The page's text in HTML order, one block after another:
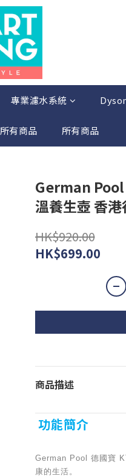
專業濾水系統
所有商品 所有商品
German Pool
溫養生壺 香港
HK$920.00
HK$699.00
商品描述
功能簡介
German Pool 德國寶
康的生活。